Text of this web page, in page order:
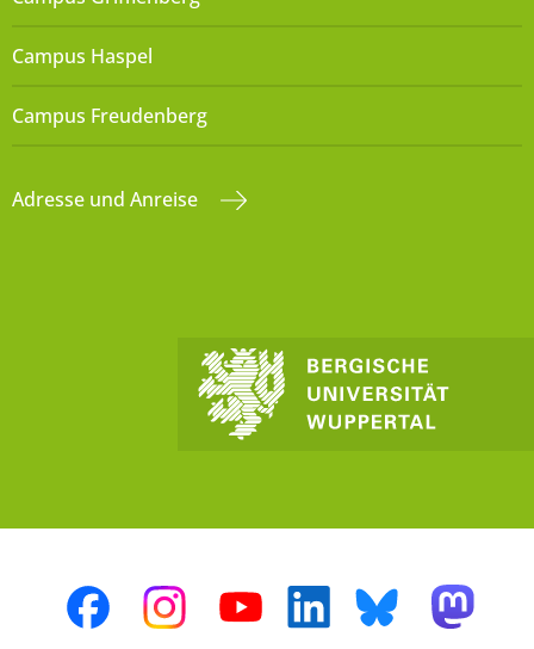
Campus Haspel
Campus Freudenberg
Adresse und Anreise